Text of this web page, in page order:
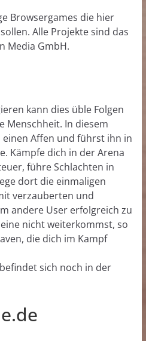
Browsergames die hier
Alle Projekte sind das
Media GmbH.
kann dies üble Folgen
Menschheit. In diesem
Affen und führst ihn in
Kämpfe dich in der Arena
führe Schlachten in
dort die einmaligen
verzauberten und
andere User erfolgreich zu
nicht weiterkommst, so
die dich im Kampf
sich noch in der